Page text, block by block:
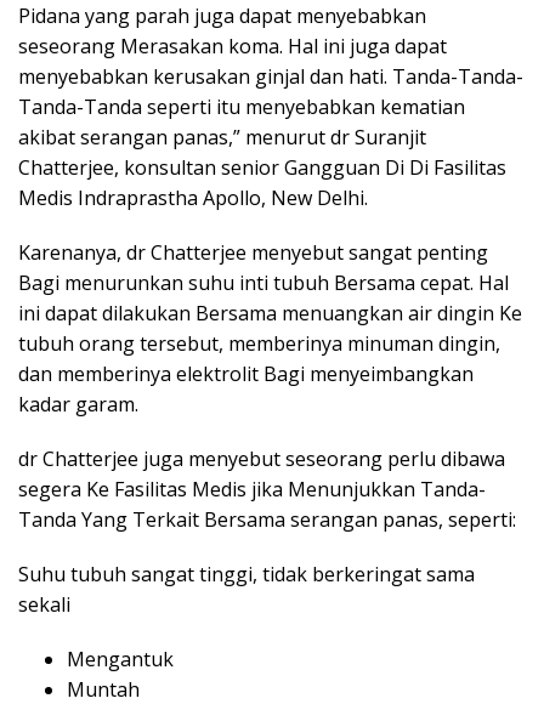
Pidana yang parah juga dapat menyebabkan
seseorang Merasakan koma. Hal ini juga dapat
menyebabkan kerusakan ginjal dan hati. Tanda-Tanda-
Tanda-Tanda seperti itu menyebabkan kematian
akibat serangan panas,” menurut dr Suranjit
Chatterjee, konsultan senior Gangguan Di Di Fasilitas
Medis Indraprastha Apollo, New Delhi.
Karenanya, dr Chatterjee menyebut sangat penting
Bagi menurunkan suhu inti tubuh Bersama cepat. Hal
ini dapat dilakukan Bersama menuangkan air dingin Ke
tubuh orang tersebut, memberinya minuman dingin,
dan memberinya elektrolit Bagi menyeimbangkan
kadar garam.
dr Chatterjee juga menyebut seseorang perlu dibawa
segera Ke Fasilitas Medis jika Menunjukkan Tanda-
Tanda Yang Terkait Bersama serangan panas, seperti:
Suhu tubuh sangat tinggi, tidak berkeringat sama
sekali
Mengantuk
Muntah